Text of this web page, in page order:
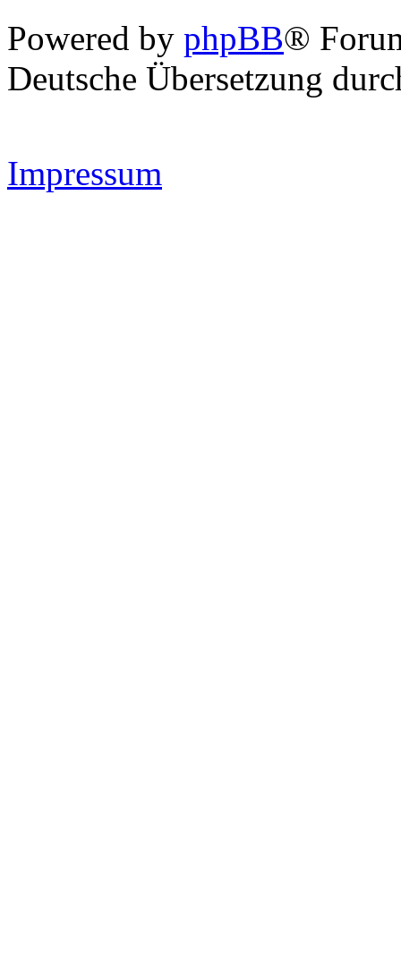
Powered by phpBB®
Deutsche Übersetzung
Impressum